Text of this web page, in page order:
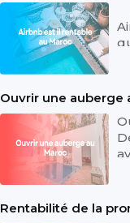
Ouvrir une auberge
Rentabilité de la